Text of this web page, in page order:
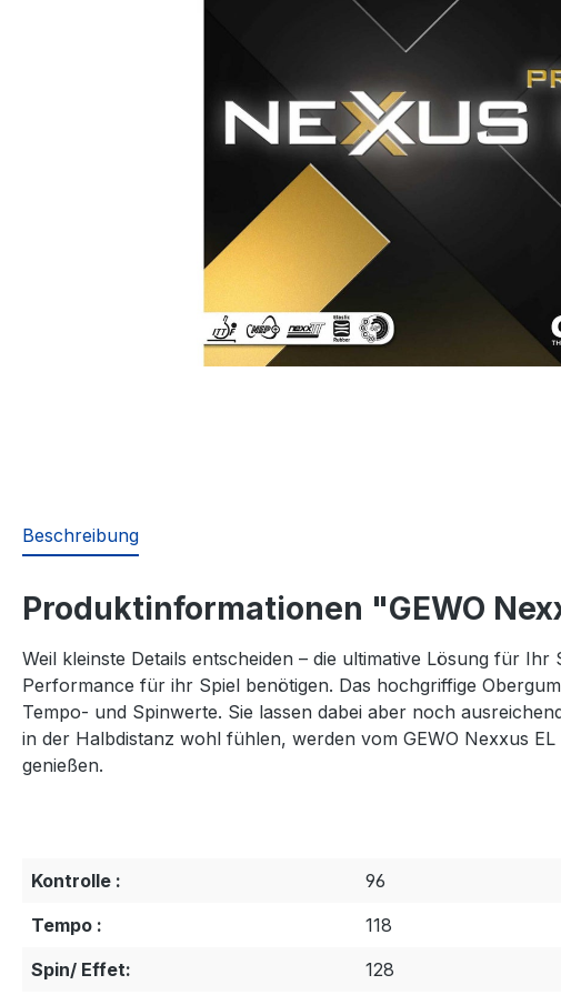
Beschreibung
Produktinformationen "GEWO
Weil kleinste Details entscheiden – die ultimative Lösung für
Performance für ihr Spiel benötigen. Das hochgriffige
Tempo- und Spinwerte. Sie lassen dabei aber noch
in der Halbdistanz wohl fühlen, werden vom GEWO Nexxus
genießen.
Kontrolle :
96
Tempo :
118
Spin/ Effet:
128